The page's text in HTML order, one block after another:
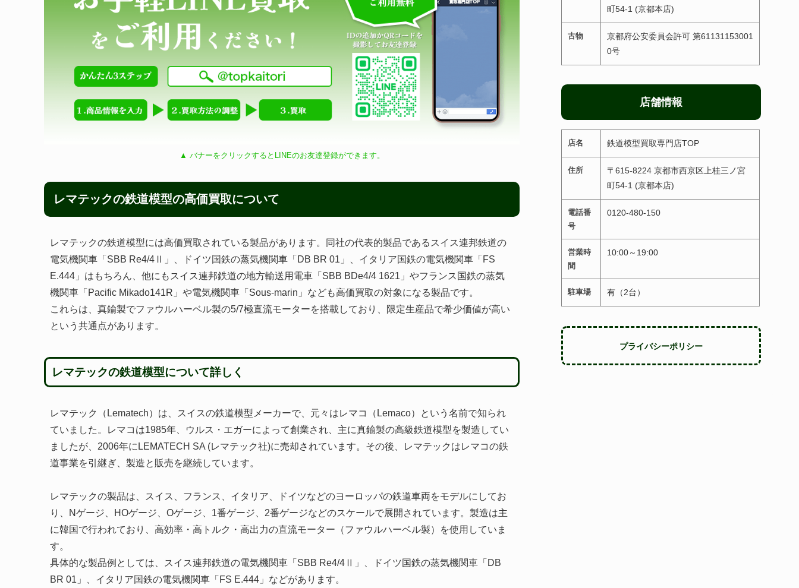
▲ バナーをクリックするとLINEのお友達登録ができます。
レマテックの鉄道模型の高価買取について
レマテックの鉄道模型には高価買取されている製品があります。同社の代表的製品であるスイス連邦鉄道の
電気機関車「SBB Re4/4Ⅱ」、ドイツ国鉄の蒸気機関車「DB BR 01」、イタリア国鉄の電気機関車「FS
E.444」はもちろん、他にもスイス連邦鉄道の地方輸送用電車「SBB BDe4/4 1621」やフランス国鉄の蒸気
機関車「Pacific Mikado141R」や電気機関車「Sous-marin」なども高価買取の対象になる製品です。
これらは、真鍮製でファウルハーベル製の5/7極直流モーターを搭載しており、限定生産品で希少価値が高い
という共通点があります。
レマテックの鉄道模型について詳しく
レマテック（Lematech）は、スイスの鉄道模型メーカーで、元々はレマコ（Lemaco）という名前で知られ
ていました。レマコは1985年、ウルス・エガーによって創業され、主に真鍮製の高級鉄道模型を製造してい
ましたが、2006年にLEMATECH SA (レマテック社)に売却されています。その後、レマテックはレマコの鉄
道事業を引継ぎ、製造と販売を継続しています。
レマテックの製品は、スイス、フランス、イタリア、ドイツなどのヨーロッパの鉄道車両をモデルにしてお
り、Nゲージ、HOゲージ、Oゲージ、1番ゲージ、2番ゲージなどのスケールで展開されています。製造は主
に韓国で行われており、高効率・高トルク・高出力の直流モーター（ファウルハーベル製）を使用していま
す。
具体的な製品例としては、スイス連邦鉄道の電気機関車「SBB Re4/4Ⅱ」、ドイツ国鉄の蒸気機関車「DB
BR 01」、イタリア国鉄の電気機関車「FS E.444」などがあります。
町54-1 (京都本店)
古物
京都府公安委員会許可 第61131153001
0号
店舗情報
店名 鉄道模型買取専門店TOP
住所
〒615-8224 京都市西京区上桂三ノ宮
町54-1 (京都本店)
電話番
号
0120-480-150
営業時
間
10:00～19:00
駐車場 有（2台）
プライバシーポリシー